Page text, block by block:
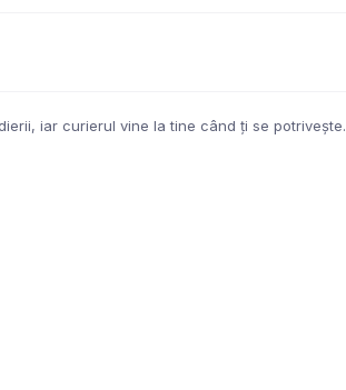
iar curierul vine la tine când ți se potrivește.